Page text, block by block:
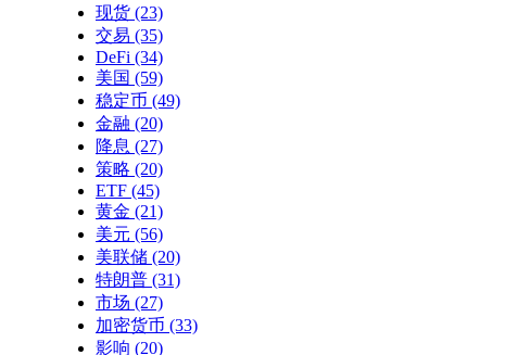
现货 (23)
交易 (35)
DeFi (34)
美国 (59)
稳定币 (49)
金融 (20)
降息 (27)
策略 (20)
ETF (45)
黄金 (21)
美元 (56)
美联储 (20)
特朗普 (31)
市场 (27)
加密货币 (33)
影响 (20)